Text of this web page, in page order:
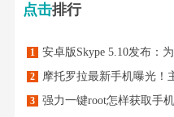
点击排行
1 安卓版Skype 5.10发布：
2 摩托罗拉最新手机曝光！
3 强力一键root怎样获取手